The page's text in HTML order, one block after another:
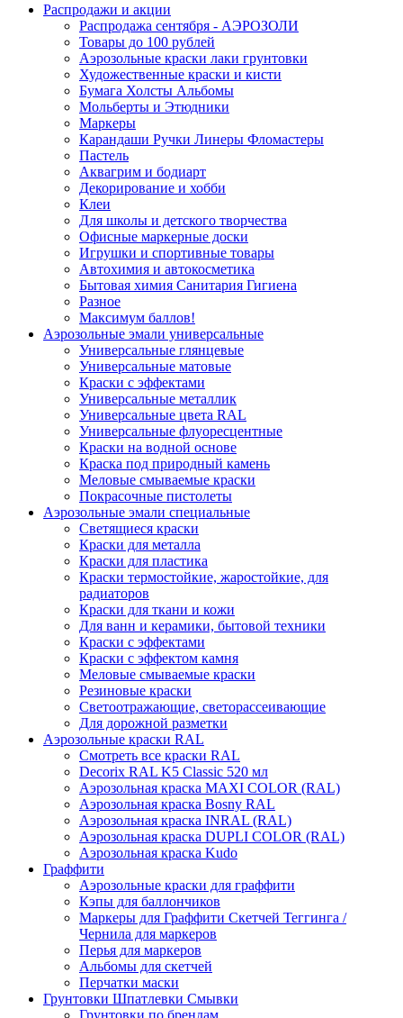
Распродажи и акции
Распродажа сентября - АЭРОЗОЛИ
Товары до 100 рублей
Аэрозольные краски лаки грунтовки
Художественные краски и кисти
Бумага Холсты Альбомы
Мольберты и Этюдники
Маркеры
Карандаши Ручки Линеры Фломастеры
Пастель
Аквагрим и бодиарт
Декорирование и хобби
Клеи
Для школы и детского творчества
Офисные маркерные доски
Игрушки и спортивные товары
Автохимия и автокосметика
Бытовая химия Санитария Гигиена
Разное
Максимум баллов!
Аэрозольные эмали универсальные
Универсальные глянцевые
Универсальные матовые
Краски с эффектами
Универсальные металлик
Универсальные цвета RAL
Универсальные флуоресцентные
Краски на водной основе
Краска под природный камень
Меловые смываемые краски
Покрасочные пистолеты
Аэрозольные эмали специальные
Светящиеся краски
Краски для металла
Краски для пластика
Краски термостойкие, жаростойкие, для
радиаторов
Краски для ткани и кожи
Для ванн и керамики, бытовой техники
Краски с эффектами
Краски с эффектом камня
Меловые смываемые краски
Резиновые краски
Светоотражающие, светорассеивающие
Для дорожной разметки
Аэрозольные краски RAL
Смотреть все краски RAL
Decorix RAL K5 Classic 520 мл
Аэрозольная краска MAXI COLOR (RAL)
Аэрозольная краска Bosny RAL
Аэрозольная краска INRAL (RAL)
Аэрозольная краска DUPLI COLOR (RAL)
Аэрозольная краска Kudo
Граффити
Аэрозольные краски для граффити
Кэпы для баллончиков
Маркеры для Граффити Скетчей Теггинга /
Чернила для маркеров
Перья для маркеров
Альбомы для скетчей
Перчатки маски
Грунтовки Шпатлевки Смывки
Грунтовки по брендам